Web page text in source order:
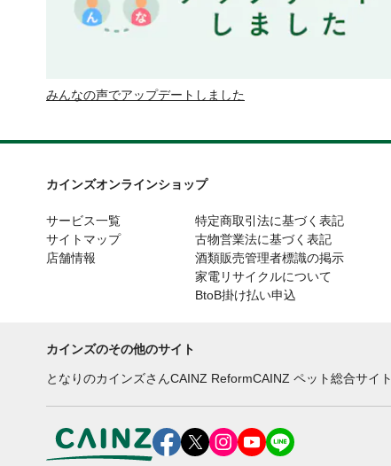
みんなの声でアップデートしました
カインズオンラインショップ
サービス一覧
サイトマップ
店舗情報
特定商取引法に基づく表記
古物営業法に基づく表記
酒類販売管理者標識の掲示
家電リサイクルについて
BtoB掛け払い申込
カインズのその他のサイト
となりのカインズさんCAINZ ReformCAINZ ペット総合サイト